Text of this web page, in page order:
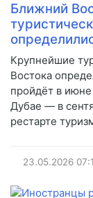
Ближний
Крупнейшие
Востока
пройдёт в
Дубае — в
рестарте
23.05.2026